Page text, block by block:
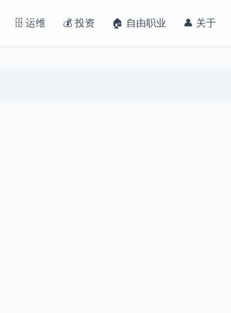
🗄️ 运维 💰 投资 🏠 自由职业 👤 关于